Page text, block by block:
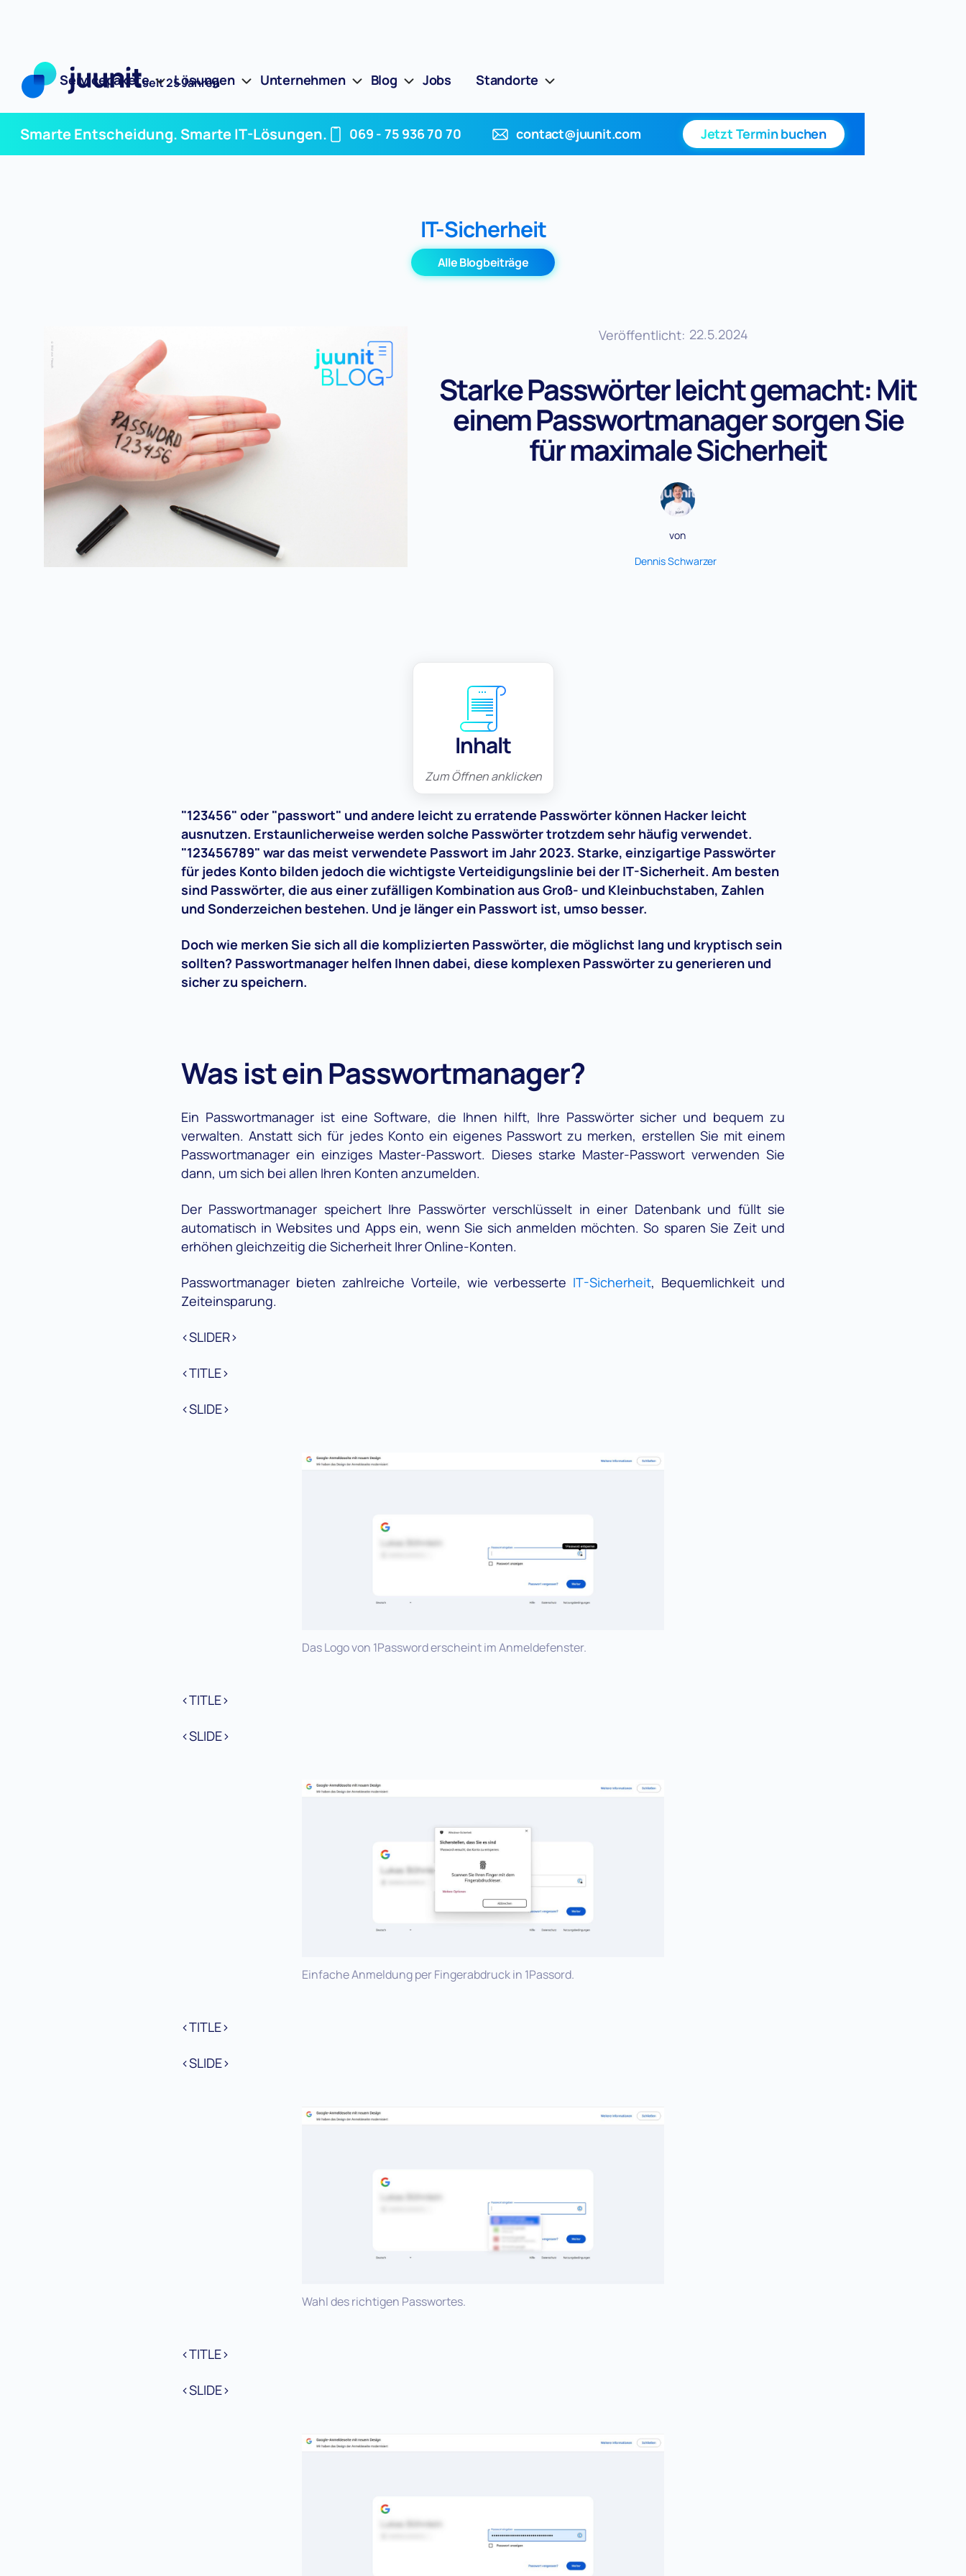
seit 25 Jahren
Servicepakete Lösungen Unternehmen Blog Jobs Standorte
Smarte Entscheidung. Smarte IT-Lösungen. 069 - 75 936 70 70 contact@juunit.com Jetzt Termin buchen
IT-Sicherheit
Alle Blogbeiträge
Veröffentlicht: 22.5.2024
Starke Passwörter leicht gemacht: Mit
einem Passwortmanager sorgen Sie
für maximale Sicherheit
von
Dennis Schwarzer
Inhalt
Zum Öffnen anklicken
"123456" oder "passwort" und andere leicht zu erratende Passwörter können Hacker leicht
ausnutzen. Erstaunlicherweise werden solche Passwörter trotzdem sehr häufig verwendet.
"123456789" war das meist verwendete Passwort im Jahr 2023. Starke, einzigartige Passwörter
für jedes Konto bilden jedoch die wichtigste Verteidigungslinie bei der IT-Sicherheit. Am besten
sind Passwörter, die aus einer zufälligen Kombination aus Groß- und Kleinbuchstaben, Zahlen
und Sonderzeichen bestehen. Und je länger ein Passwort ist, umso besser.
Doch wie merken Sie sich all die komplizierten Passwörter, die möglichst lang und kryptisch sein
sollten? Passwortmanager helfen Ihnen dabei, diese komplexen Passwörter zu generieren und
sicher zu speichern.
Was ist ein Passwortmanager?
Ein Passwortmanager ist eine Software, die Ihnen hilft, Ihre Passwörter sicher und bequem zu
verwalten. Anstatt sich für jedes Konto ein eigenes Passwort zu merken, erstellen Sie mit einem
Passwortmanager ein einziges Master-Passwort. Dieses starke Master-Passwort verwenden Sie
dann, um sich bei allen Ihren Konten anzumelden.
Der Passwortmanager speichert Ihre Passwörter verschlüsselt in einer Datenbank und füllt sie
automatisch in Websites und Apps ein, wenn Sie sich anmelden möchten. So sparen Sie Zeit und
erhöhen gleichzeitig die Sicherheit Ihrer Online-Konten.
Passwortmanager bieten zahlreiche Vorteile, wie verbesserte IT-Sicherheit, Bequemlichkeit und
Zeiteinsparung.
<SLIDER>
<TITLE>
<SLIDE>
Das Logo von 1Password erscheint im Anmeldefenster.
<TITLE>
<SLIDE>
Einfache Anmeldung per Fingerabdruck in 1Passord.
<TITLE>
<SLIDE>
Wahl des richtigen Passwortes.
<TITLE>
<SLIDE>